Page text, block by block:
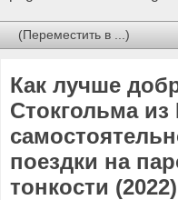
Как лучше
Стокгольма из
поездки на
тонкости (2022)